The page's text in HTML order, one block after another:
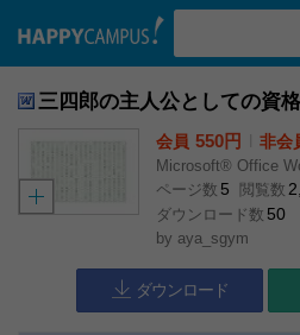
三四郎の主人公としての資格
会員 550円 非会
Microsoft® Office
ページ数 5 閲覧数
ダウンロード数 50
by aya_sgym
ダウンロード